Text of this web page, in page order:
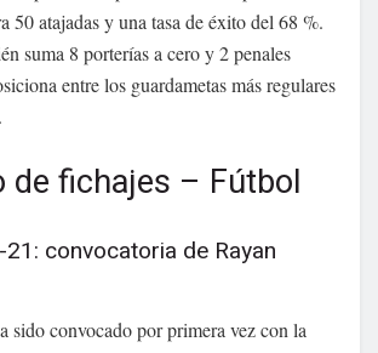
50 atajadas y una tasa de éxito del 68 %.
suma 8 porterías a cero y 2 penales
entre los guardametas más regulares
de fichajes – Fútbol
convocatoria de Rayan
sido convocado por primera vez con la